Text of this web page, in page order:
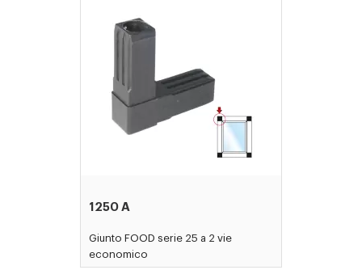
1250 A
Giunto FOOD serie 25 a 2 vie
economico